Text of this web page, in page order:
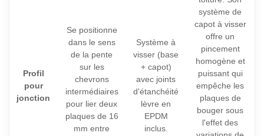
Profil
pour
jonction
Se positionne
dans le sens
de la pente
sur les
chevrons
intermédiaires
pour lier deux
plaques de 16
mm entre
Système à
visser (base
+ capot)
avec joints
d'étanchéité
lèvre en
EPDM
inclus.
système de
capot à visser
offre un
pincement
homogène et
puissant qui
empêche les
plaques de
bouger sous
l'effet des